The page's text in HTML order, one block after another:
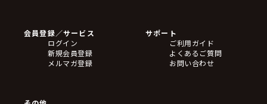
会員登録／サービス
ログイン
新規会員登録
メルマガ登録
サポート
ご利用ガイド
よくあるご質問
お問い合わせ